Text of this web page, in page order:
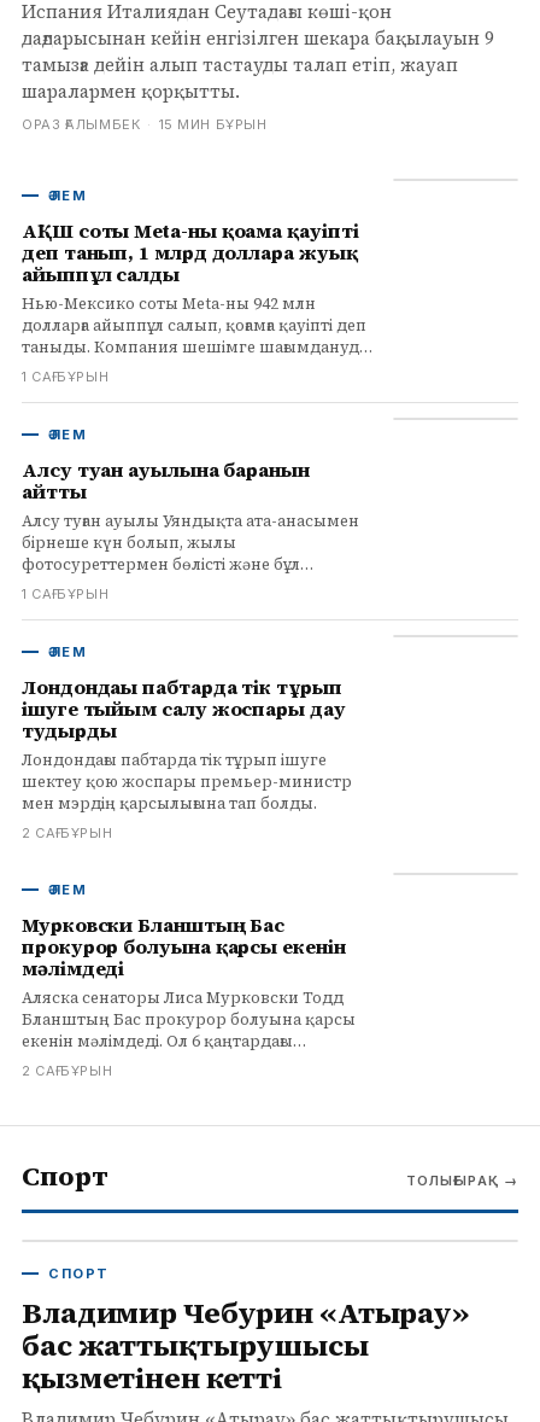
Испания Италиядан Сеутадағы көші-қон
дағдарысынан кейін енгізілген шекара бақылауын 9
тамызға дейін алып тастауды талап етіп, жауап
шаралармен қорқытты.
ОРАЗ ҒАЛЫМБЕК · 15 МИН БҰРЫН
ӘЛЕМ
АҚШ соты Meta-ны қоғамға қауіпті
деп танып, 1 млрд долларға жуық
айыппұл салды
Нью-Мексико соты Meta-ны 942 млн
долларға айыппұл салып, қоғамға қауіпті деп
таныды. Компания шешімге шағымдануды
жоспарлап отыр.
1 САҒ БҰРЫН
ӘЛЕМ
Алсу туған ауылына барғанын
айтты
Алсу туған ауылы Уяндықта ата-анасымен
бірнеше күн болып, жылы
фотосуреттермен бөлісті және бұл
орынның ол үшін маңыздылығын айтты.
1 САҒ БҰРЫН
ӘЛЕМ
Лондондағы пабтарда тік тұрып
ішуге тыйым салу жоспары дау
тудырды
Лондондағы пабтарда тік тұрып ішуге
шектеу қою жоспары премьер-министр
мен мэрдің қарсылығына тап болды.
2 САҒ БҰРЫН
ӘЛЕМ
Мурковски Бланштың Бас
прокурор болуына қарсы екенін
мәлімдеді
Аляска сенаторы Лиса Мурковски Тодд
Бланштың Бас прокурор болуына қарсы
екенін мәлімдеді. Ол 6 қаңтардағы
тәртіпсіздікке қатысушыларға өтемақы
2 САҒ БҰРЫН
Спорт ТОЛЫҒЫРАҚ →
СПОРТ
Владимир Чебурин «Атырау»
бас жаттықтырушысы
қызметінен кетті